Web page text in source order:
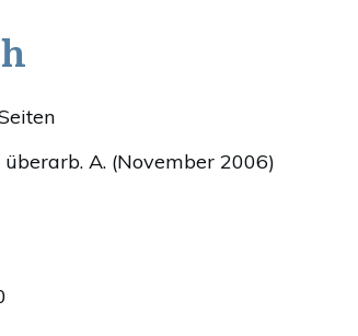
überarb. A. (November 2006)